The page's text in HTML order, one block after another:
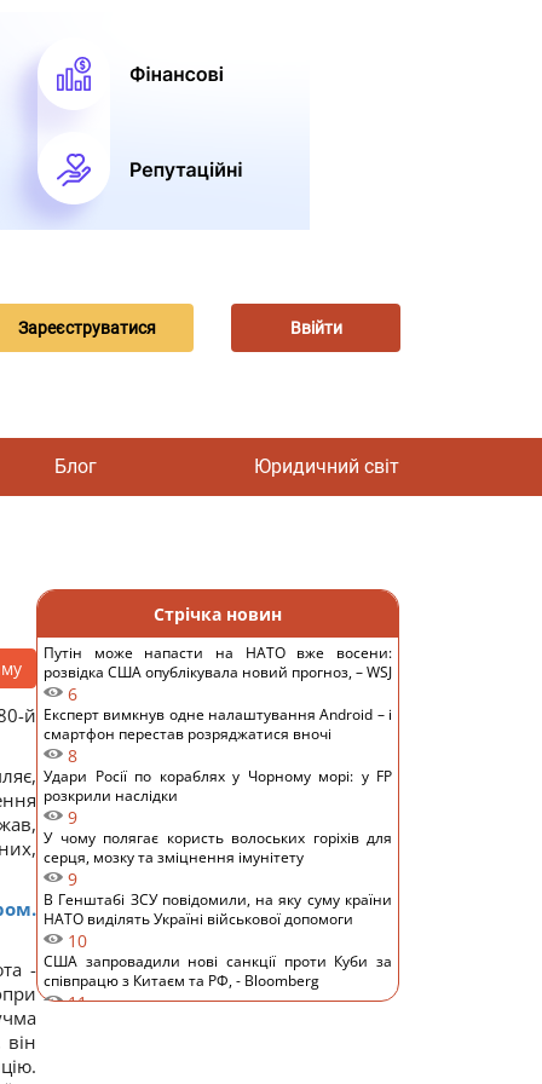
Зареєструватися Ввійти
Блог Юридичний світ
й
-
Стрічка новин
Путін може напасти на НАТО вже восени:
розвідка США опублікувала новий прогноз, – WSJ
6
Експерт вимкнув одне налаштування Android – і
смартфон перестав розряджатися вночі
8
Удари Росії по кораблях у Чорному морі: у FP
розкрили наслідки
9
У чому полягає користь волоських горіхів для
серця, мозку та зміцнення імунітету
9
В Генштабі ЗСУ повідомили, на яку суму країни
НАТО виділять Україні військової допомоги
10
США запровадили нові санкції проти Куби за
співпрацю з Китаєм та РФ, - Bloomberg
11